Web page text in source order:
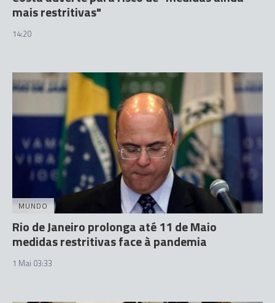
mais restritivas"
14:20
MUNDO
Rio de Janeiro prolonga até 11 de Maio
medidas restritivas face à pandemia
1 Mai 03:33